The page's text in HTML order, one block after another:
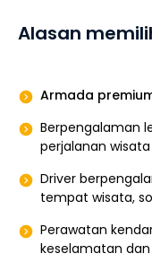
Alasan
Armada
Berpengalaman
perjalanan
Driver
tempat wisata,
Perawatan
keselamatan